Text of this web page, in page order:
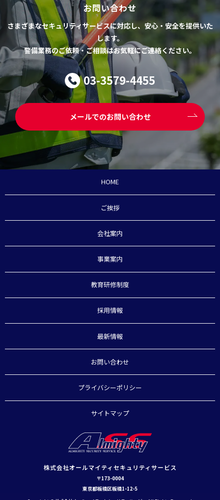
お問い合わせ
さまざまなセキュリティサービスに対応し、安心・安全を提供いた
します。
警備業務のご依頼・ご相談はお気軽にご連絡ください。
03-3579-4455
メールでのお問い合わせ
HOME
ご挨拶
会社案内
事業案内
教育研修制度
採用情報
最新情報
お問い合わせ
プライバシーポリシー
サイトマップ
株式会社オールマイティセキュリティサービス
〒173-0004
東京都板橋区板橋1-12-5